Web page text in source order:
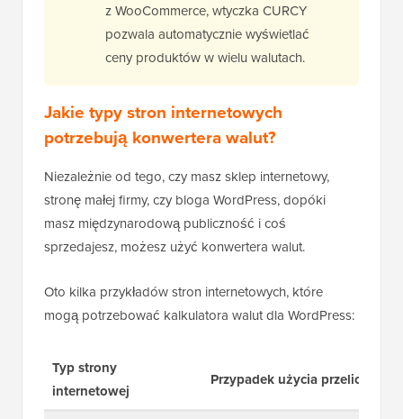
z WooCommerce, wtyczka CURCY
pozwala automatycznie wyświetlać
ceny produktów w wielu walutach.
Jakie typy stron internetowych
potrzebują konwertera walut?
Niezależnie od tego, czy masz sklep internetowy,
stronę małej firmy, czy bloga WordPress, dopóki
masz międzynarodową publiczność i coś
sprzedajesz, możesz użyć konwertera walut.
Oto kilka przykładów stron internetowych, które
mogą potrzebować kalkulatora walut dla WordPress:
Typ strony
internetowej
Przypadek użycia przelicznika